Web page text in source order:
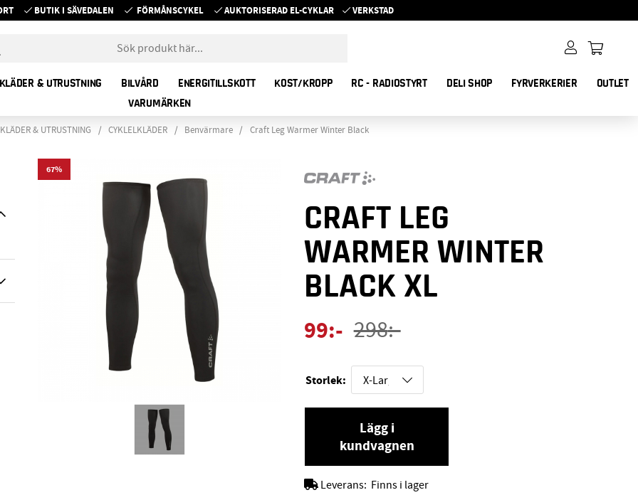
BUTIK I SÄVEDALEN FÖRMÅNSCYKEL AUKTORISERAD EL-CYKLAR VERKSTAD
& UTRUSTNING BILVÅRD ENERGITILLSKOTT KOST/KROPP RC - RADIOSTYRT DELI SHOP FYRVERKERIER
OUTLET
VARUMÄRKEN
& UTRUSTNING CYKLELKLÄDER Benvärmare Craft Leg Warmer Winter Black
67
CRAFT LEG
WARMER WINTER
BLACK XL
298:-
99:-
Storlek:
Lägg i
kundvagnen
Leverans: Finns i lager